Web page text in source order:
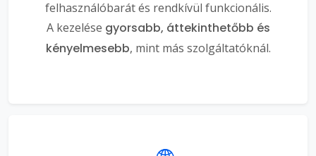
felhasználóbarát és rendkívül funkcionális.
A kezelése gyorsabb, áttekinthetőbb és
kényelmesebb, mint más szolgáltatóknál.